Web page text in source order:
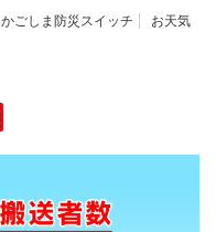
かごしま防災スイッチ
お天気